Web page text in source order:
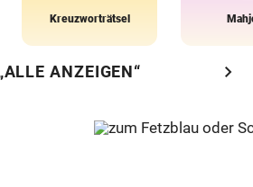
Kreuzworträtsel
ANZEIGEN“ chevron_right